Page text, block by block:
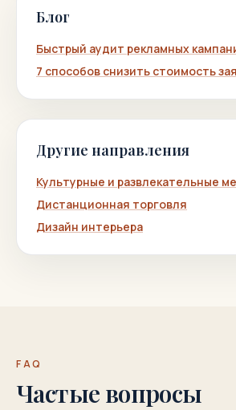
Блог
Быстрый аудит рекламных
7 способов снизить стоимость
Другие направления
Культурные и развлекательные
Дистанционная торговля
Дизайн интерьера
FAQ
Частые вопросы